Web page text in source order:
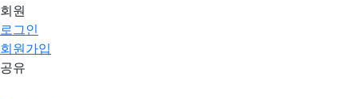
회원
로그인
회원가입
공유